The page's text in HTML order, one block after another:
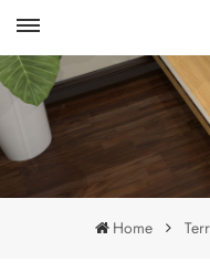
Home